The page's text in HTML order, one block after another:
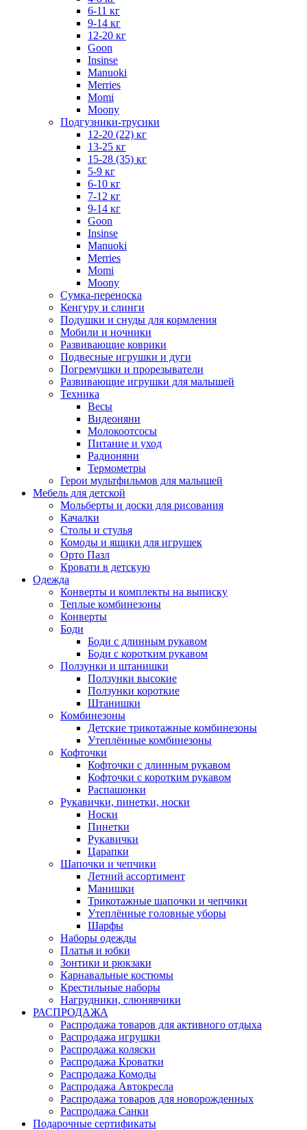
6-11 кг
9-14 кг
12-20 кг
Goon
Insinse
Manuoki
Merries
Momi
Moony
Подгузники-трусики
12-20 (22) кг
13-25 кг
15-28 (35) кг
5-9 кг
6-10 кг
7-12 кг
9-14 кг
Goon
Insinse
Manuoki
Merries
Momi
Moony
Сумка-переноска
Кенгуру и слинги
Подушки и снуды для кормления
Мобили и ночники
Развивающие коврики
Подвесные игрушки и дуги
Погремушки и прорезыватели
Развивающие игрушки для малышей
Техника
Весы
Видеоняни
Молокоотсосы
Питание и уход
Радионяни
Термометры
Герои мультфильмов для малышей
Мебель для детской
Мольберты и доски для рисования
Качалки
Столы и стулья
Комоды и ящики для игрушек
Орто Пазл
Кровати в детскую
Одежда
Конверты и комплекты на выписку
Теплые комбинезоны
Конверты
Боди
Боди с длинным рукавом
Боди с коротким рукавом
Ползунки и штанишки
Ползунки высокие
Ползунки короткие
Штанишки
Комбинезоны
Детские трикотажные комбинезоны
Утеплённые комбинезоны
Кофточки
Кофточки с длинным рукавом
Кофточки с коротким рукавом
Распашонки
Рукавички, пинетки, носки
Носки
Пинетки
Рукавички
Царапки
Шапочки и чепчики
Летний ассортимент
Манишки
Трикотажные шапочки и чепчики
Утеплённые головные уборы
Шарфы
Наборы одежды
Платья и юбки
Зонтики и рюкзаки
Карнавальные костюмы
Крестильные наборы
Нагрудники, слюнявчики
РАСПРОДАЖА
Распродажа товаров для активного отдыха
Распродажа игрушки
Распродажа коляски
Распродажа Кроватки
Распродажа Комоды
Распродажа Автокресла
Распродажа товаров для новорожденных
Распродажа Санки
Подарочные сертификаты